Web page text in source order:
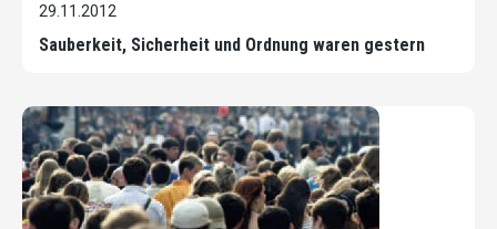
29.11.2012
Sauberkeit, Sicherheit und Ordnung waren gestern